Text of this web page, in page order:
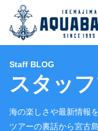
Staff BLOG
スタッ
海の楽しさや最新情報
ツアーの裏話から宮古